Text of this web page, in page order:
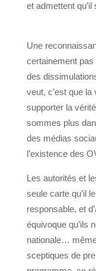
et admettent
Une
certainement
des
veut, c’est que
supporter la
sommes plus
des médias
l’existence des
Les autorités et
seule carte qu’il
responsable, et
équivoque qu’ils
nationale…
sceptiques de